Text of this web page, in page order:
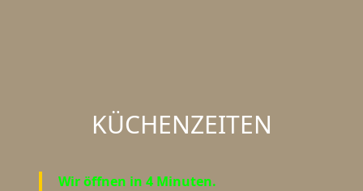
KÜCHENZEITEN
Wir öffnen in 4 Minuten.